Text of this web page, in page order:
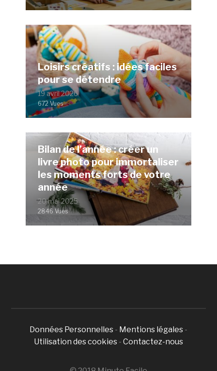
Loisirs créatifs : idées faciles
pour se détendre
19 avril 2026
672 Vues
Bilan de l’année : créer un
livre photo pour immortaliser
les moments forts de votre
année
20 mai 2025
2846 Vues
Données Personnelles - Mentions légales -
Utilisation des cookies - Contactez-nous